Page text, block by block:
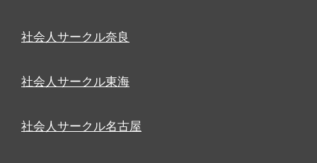
社会人サークル奈良
社会人サークル東海
社会人サークル名古屋